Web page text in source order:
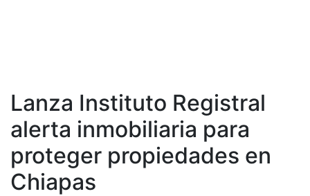
Lanza Instituto Registral
alerta inmobiliaria para
proteger propiedades en
Chiapas